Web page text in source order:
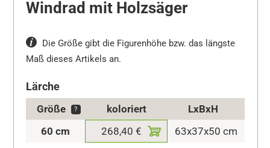
Windrad mit Holzsäger
Die Größe gibt die Figurenhöhe bzw. das längste
Maß dieses Artikels an.
Lärche
Größe ? koloriert
LxBxH
60 cm
268,40 € 63x37x50 cm